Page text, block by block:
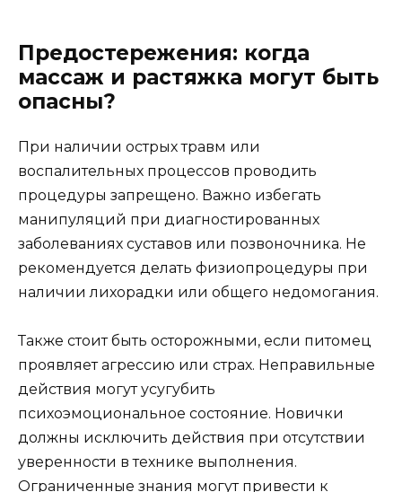
Предостережения: когда
массаж и растяжка могут быть
опасны?
При наличии острых травм или
воспалительных процессов проводить
процедуры запрещено. Важно избегать
манипуляций при диагностированных
заболеваниях суставов или позвоночника. Не
рекомендуется делать физиопроцедуры при
наличии лихорадки или общего недомогания.
Также стоит быть осторожными, если питомец
проявляет агрессию или страх. Неправильные
действия могут усугубить
психоэмоциональное состояние. Новички
должны исключить действия при отсутствии
уверенности в технике выполнения.
Ограниченные знания могут привести к